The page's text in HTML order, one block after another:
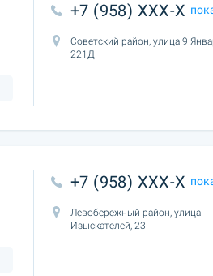
+7 (958) XXX-X
Советский район, улица 9
221Д
+7 (958) XXX-X
Левобережный район, улица
Изыскателей, 23